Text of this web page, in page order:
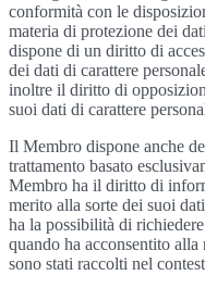
conformità con le
materia di protezione dei
dispone di un diritto di
dei dati di carattere
inoltre il diritto di
suoi dati di carattere
Il Membro dispone anche
trattamento basato
Membro ha il diritto di
merito alla sorte dei suoi
ha la possibilità di
quando ha acconsentito
sono stati raccolti nel